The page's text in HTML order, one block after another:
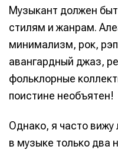
Музыкант должен
стилям и жанрам.
минимализм, рок,
авангардный джаз,
фольклорные
поистине необъятен!
Однако, я часто
в музыке только два